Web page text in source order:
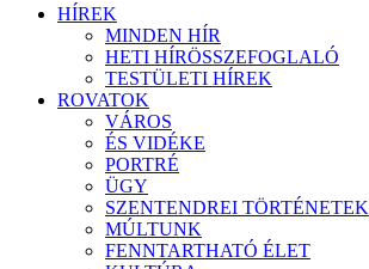
HÍREK
MINDEN HÍR
HETI HÍRÖSSZEFOGLALÓ
TESTÜLETI HÍREK
ROVATOK
VÁROS
ÉS VIDÉKE
PORTRÉ
ÜGY
SZENTENDREI TÖRTÉNETEK
MÚLTUNK
FENNTARTHATÓ ÉLET